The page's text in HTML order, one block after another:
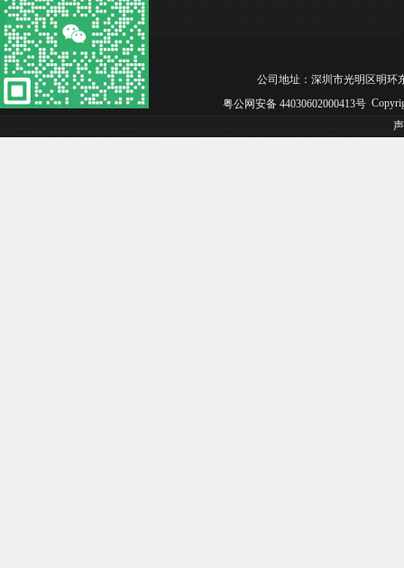
公司地址：深圳市光明区明环
粤公网安备 44030602000413号